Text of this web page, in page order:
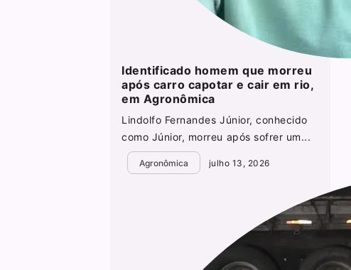
Identificado homem que morreu
após carro capotar e cair em rio,
em Agronômica
Lindolfo Fernandes Júnior, conhecido
como Júnior, morreu após sofrer um...
Agronômica julho 13, 2026